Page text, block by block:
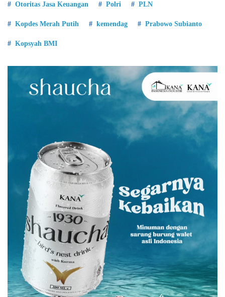
Otoritas Jasa Keuangan Polri PLN
Kopdes Merah Putih kemendag Prabowo Subianto
Kopsyah BMI